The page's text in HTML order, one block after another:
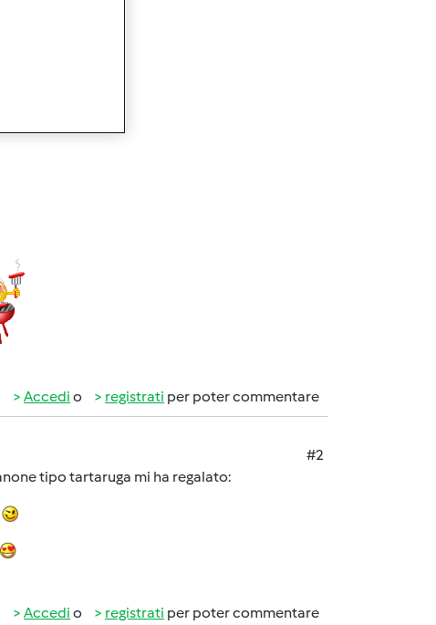
Accedi o registrati per poter commentare
#2
tipo tartaruga mi ha regalato:
Accedi o registrati per poter commentare